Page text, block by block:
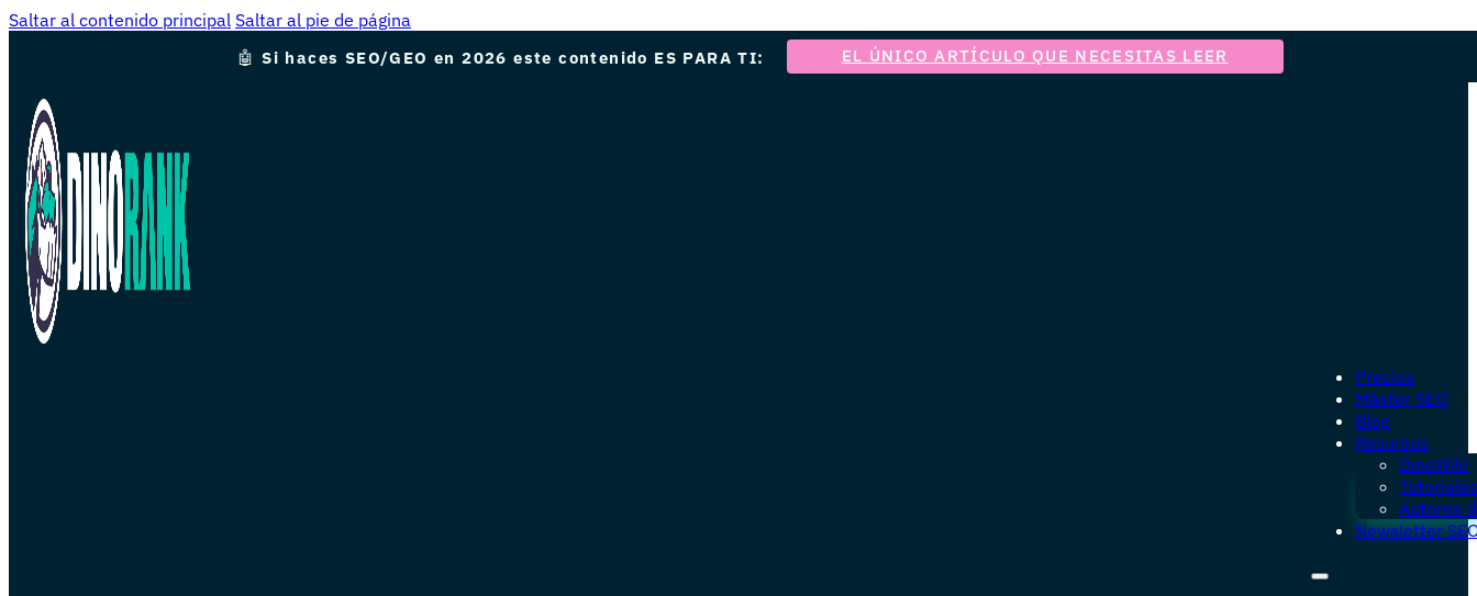
Saltar al contenido principal Saltar al pie de página
🤖Si haces SEO/GEO en 2026 este contenido ES PARA TI: EL ÚNICO ARTÍCULO QUE NECESITAS LEER
Precios
Máster SEO
Blog
Recursos
DinoWiki
Tutoriales
Autores
Newsletter